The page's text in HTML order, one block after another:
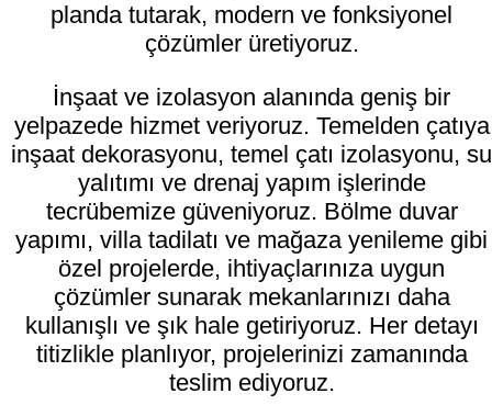
planda tutarak, modern ve fonksiyonel
çözümler üretiyoruz.
İnşaat ve izolasyon alanında geniş bir
yelpazede hizmet veriyoruz. Temelden çatıya
inşaat dekorasyonu, temel çatı izolasyonu, su
yalıtımı ve drenaj yapım işlerinde
tecrübemize güveniyoruz. Bölme duvar
yapımı, villa tadilatı ve mağaza yenileme gibi
özel projelerde, ihtiyaçlarınıza uygun
çözümler sunarak mekanlarınızı daha
kullanışlı ve şık hale getiriyoruz. Her detayı
titizlikle planlıyor, projelerinizi zamanında
teslim ediyoruz.